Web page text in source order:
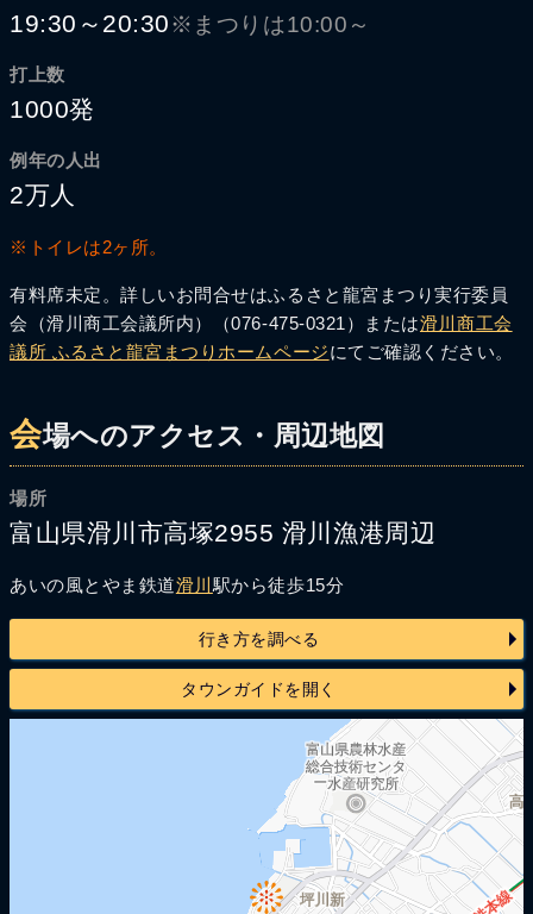
19:30～20:30※まつりは10:00～
打上数
1000発
例年の人出
2万人
※トイレは2ヶ所。
有料席未定。詳しいお問合せはふるさと龍宮まつり実行委員
会（滑川商工会議所内）（076-475-0321）または滑川商工会
議所 ふるさと龍宮まつりホームページにてご確認ください。
会場へのアクセス・周辺地図
場所
富山県滑川市高塚2955 滑川漁港周辺
あいの風とやま鉄道滑川 駅から徒歩15分
行き方を調べる
タウンガイドを開く